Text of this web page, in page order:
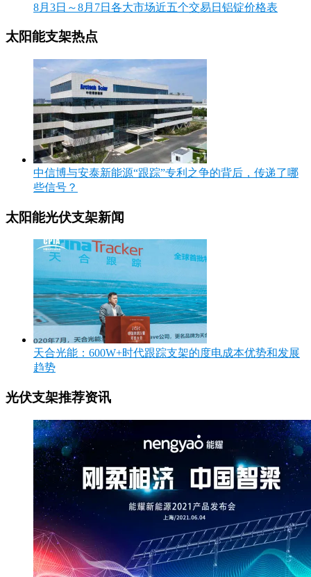
8月3日～8月7日各大市场近五个交易日铝锭价格表
太阳能支架热点
中信博与安泰新能源“跟踪”专利之争的背后，传递了哪
些信号？
太阳能光伏支架新闻
天合光能：600W+时代跟踪支架的度电成本优势和发展
趋势
光伏支架推荐资讯